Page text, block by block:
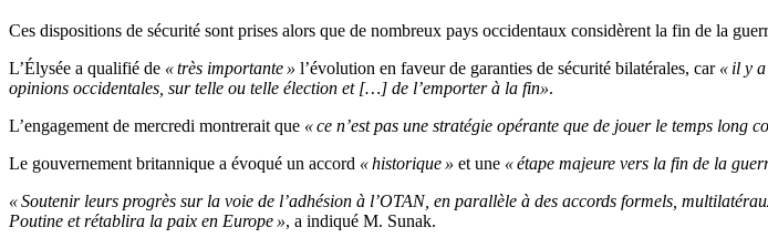
Ces dispositions de sécurité sont prises alors que de nombreux pays occidentaux considèrent la fin de la
L’Élysée a qualifié de « très importante » l’évolution en faveur de garanties de sécurité bilatérales, car « il y
opinions occidentales, sur telle ou telle élection et […] de l’emporter à la fin».
L’engagement de mercredi montrerait que « ce n’est pas une stratégie opérante que de jouer le temps long
Le gouvernement britannique a évoqué un accord « historique » et une « étape majeure vers la fin de la
« Soutenir leurs progrès sur la voie de l’adhésion à l’OTAN, en parallèle à des accords formels,
Poutine et rétablira la paix en Europe », a indiqué M. Sunak.